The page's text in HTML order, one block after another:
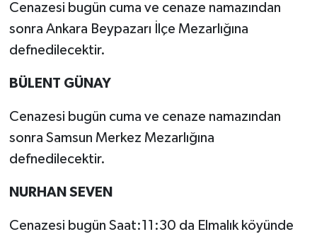
Cenazesi bugün cuma ve cenaze namazından
sonra Ankara Beypazarı İlçe Mezarlığına
defnedilecektir.
BÜLENT GÜNAY
Cenazesi bugün cuma ve cenaze namazından
sonra Samsun Merkez Mezarlığına
defnedilecektir.
NURHAN SEVEN
Cenazesi bugün Saat:11:30 da Elmalık köyünde